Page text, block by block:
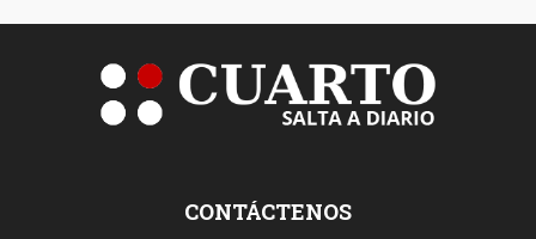
CONTÁCTENOS